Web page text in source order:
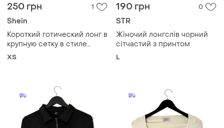
250 грн 1
Shein
Короткий готический лонг в
крупную сетку в стиле
гранж
ХS
190 грн 0
STR
Жіночий лонгслів чорний
сітчастий з принтом
L